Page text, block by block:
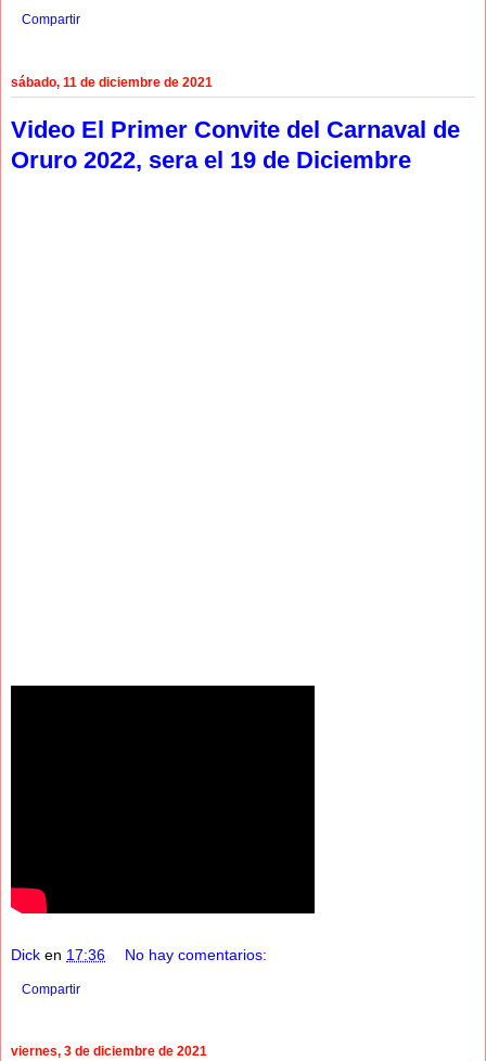
Compartir
sábado, 11 de diciembre de 2021
Video El Primer Convite del Carnaval de
Oruro 2022, sera el 19 de Diciembre
Dick en 17:36 No hay comentarios:
Compartir
viernes, 3 de diciembre de 2021